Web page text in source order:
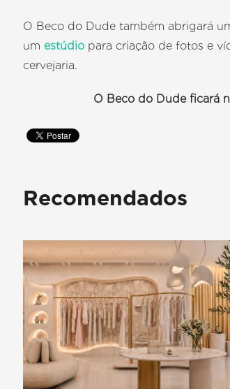
O Beco do Dude também abrigará
um estúdio para criação de fotos e
cervejaria.
O Beco do Dude ficará
Recomendados